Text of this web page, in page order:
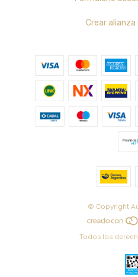
Crear alianza
© Copyright
Todos los